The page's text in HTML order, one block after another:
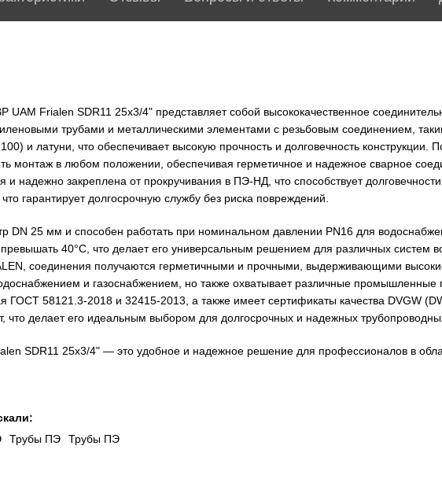
Frialen SDR11 25х3/4" представляет собой высококачественное
трубами и металлическими элементами с резьбовым соединением,
и латуни, что обеспечивает высокую прочность и долговечность конструкции.
монтаж в любом положении, обеспечивая герметичное и надежное сварное
надежно закреплена от прокручивания в ПЭ-НД, что способствует
гарантирует долгосрочную службу без риска повреждений.
DN 25 мм и способен работать при номинальном давлении PN16 для
40°C, что делает его универсальным решением для различных систем
соединения получаются герметичными и прочными, выдерживающими
и газоснабжением, но также охватывает различные промышленные
ГОСТ 58121.3-2018 и 32415-2013, а также имеет сертификаты качества DVGW
что делает его идеальным выбором для долгосрочных и надежных
SDR11 25х3/4" — это удобное и надежное решение для профессионалов в
Трубы ПЭ Трубы ПЭ